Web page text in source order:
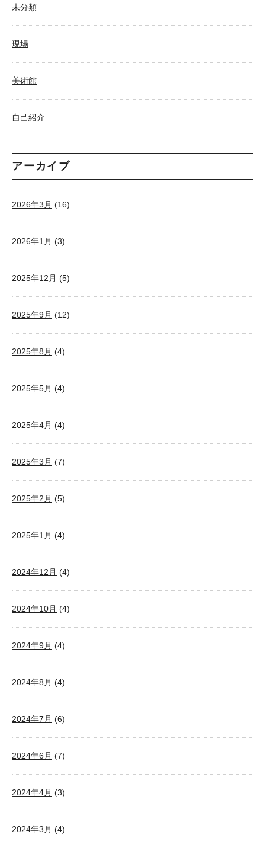
未分類
現場
美術館
自己紹介
アーカイブ
2026年3月 (16)
2026年1月 (3)
2025年12月 (5)
2025年9月 (12)
2025年8月 (4)
2025年5月 (4)
2025年4月 (4)
2025年3月 (7)
2025年2月 (5)
2025年1月 (4)
2024年12月 (4)
2024年10月 (4)
2024年9月 (4)
2024年8月 (4)
2024年7月 (6)
2024年6月 (7)
2024年4月 (3)
2024年3月 (4)